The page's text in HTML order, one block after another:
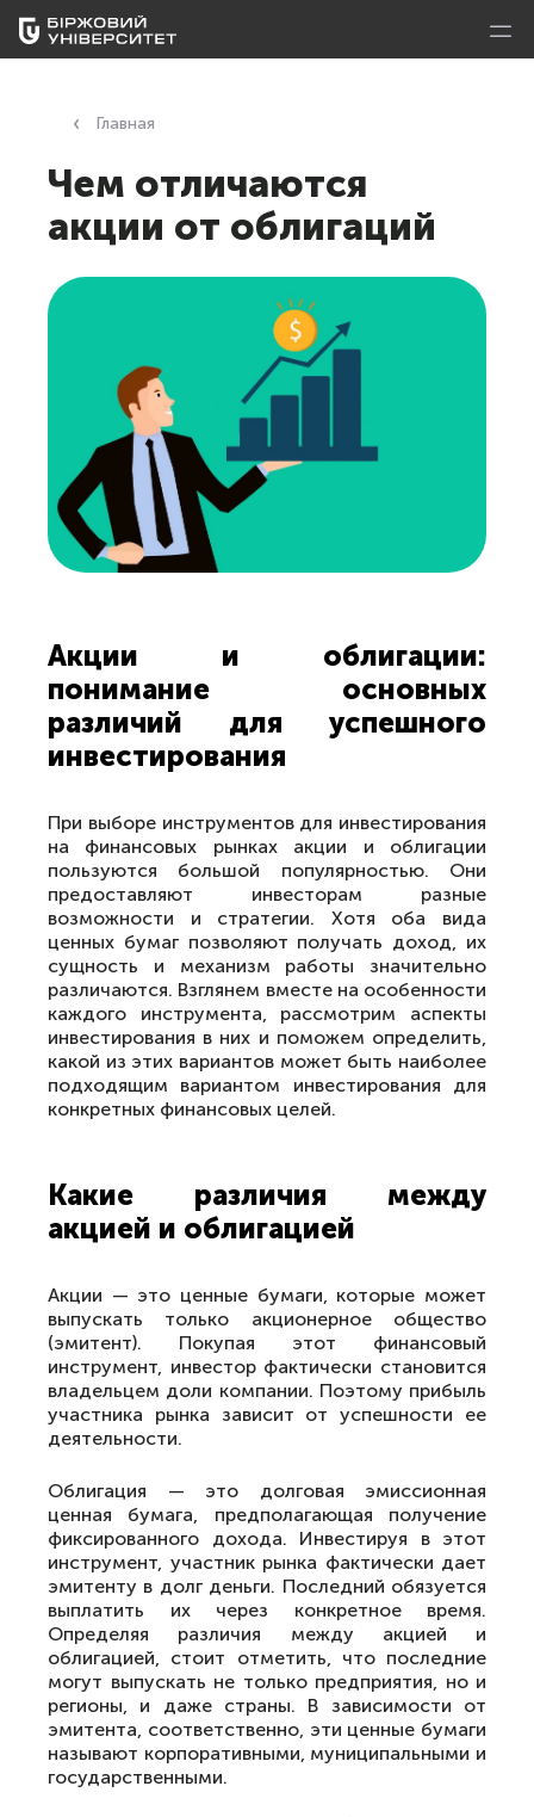
Главная
Чем отличаются
акции от облигаций
Акции и облигации:
понимание основных
различий для успешного
инвестирования
При выборе инструментов для инвестирования
на финансовых рынках акции и облигации
пользуются большой популярностью. Они
предоставляют инвесторам разные
возможности и стратегии. Хотя оба вида
ценных бумаг позволяют получать доход, их
сущность и механизм работы значительно
различаются. Взглянем вместе на особенности
каждого инструмента, рассмотрим аспекты
инвестирования в них и поможем определить,
какой из этих вариантов может быть наиболее
подходящим вариантом инвестирования для
конкретных финансовых целей.
Какие различия между
акцией и облигацией
Акции — это ценные бумаги, которые может
выпускать только акционерное общество
(эмитент). Покупая этот финансовый
инструмент, инвестор фактически становится
владельцем доли компании. Поэтому прибыль
участника рынка зависит от успешности ее
деятельности.
Облигация — это долговая эмиссионная
ценная бумага, предполагающая получение
фиксированного дохода. Инвестируя в этот
инструмент, участник рынка фактически дает
эмитенту в долг деньги. Последний обязуется
выплатить их через конкретное время.
Определяя различия между акцией и
облигацией, стоит отметить, что последние
могут выпускать не только предприятия, но и
регионы, и даже страны. В зависимости от
эмитента, соответственно, эти ценные бумаги
называют корпоративными, муниципальными и
государственными.